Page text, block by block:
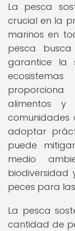
La pesca
crucial en la
marinos en
pesca
garantice la
alimentos
comunidades
adoptar
puede
medio
biodiversidad
peces para
La pesca
cantidad de